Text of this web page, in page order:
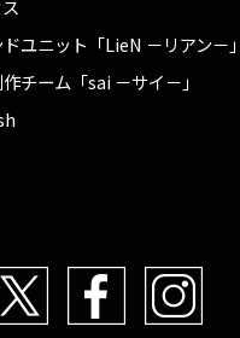
ユニット「LieN －リアン－」
チーム「sai －サイ－」